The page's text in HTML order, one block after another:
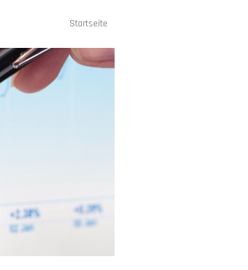
Startseite